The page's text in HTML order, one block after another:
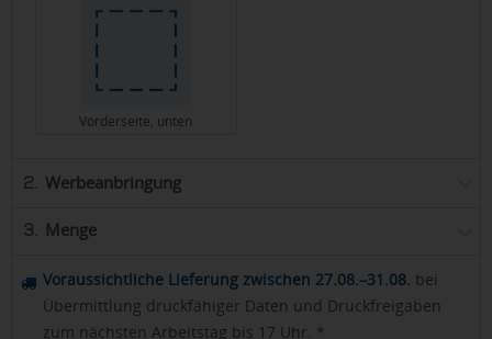
Vorderseite, unten
2. Werbeanbringung
3. Menge
Voraussichtliche Lieferung zwischen 27.08.–31.08. bei
Übermittlung druckfähiger Daten und Druckfreigaben
zum nächsten Arbeitstag bis 17 Uhr. *